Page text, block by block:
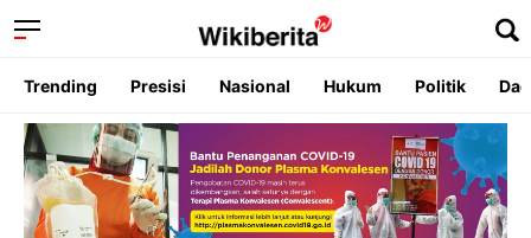
Trending Presisi Nasional Hukum Politik